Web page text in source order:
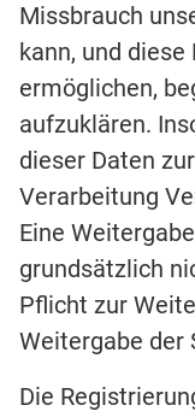
Missbrauch
kann, und
ermöglichen,
aufzuklären.
dieser Daten
Verarbeitung
Eine
grundsätzlich
Pflicht zur
Weitergabe der
Die